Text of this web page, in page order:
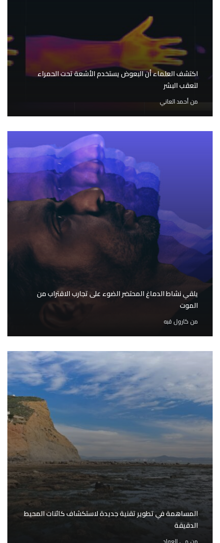
اكتشف العلماء أن البعوض يستخدم الأشعة تحت الحمراء
لتعقب البشر
منأحمد العاني
يلقي نشاط الدماغ المحتضر الضوء على تجارب الاقتراب من
الموت
من كارول قبه
المساهمة في تطوير تقنية جديدة لاستكشاف كائنات المحيط
الدقيقة